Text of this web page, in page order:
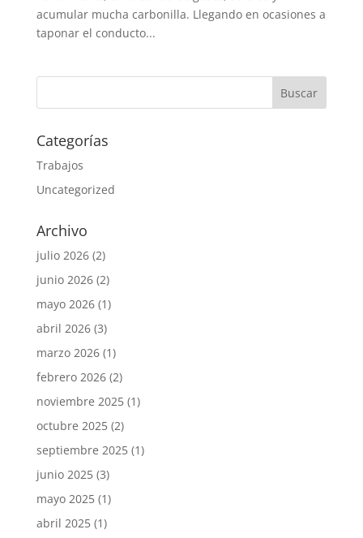
acumular mucha carbonilla. Llegando en ocasiones a
taponar el conducto...
Categorías
Trabajos
Uncategorized
Archivo
julio 2026(2)
junio 2026(2)
mayo 2026(1)
abril 2026(3)
marzo 2026(1)
febrero 2026(2)
noviembre 2025(1)
octubre 2025(2)
septiembre 2025(1)
junio 2025(3)
mayo 2025(1)
abril 2025(1)